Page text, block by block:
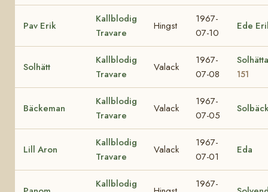
Pav Erik
Kallblodig
Travare
Hingst
1967-
07-10
Ede
Solhätt
Kallblodig
Travare
Valack
1967-
07-08
151
Bäckeman
Kallblodig
Travare
Valack
1967-
07-05
Lill Aron
Kallblodig
Travare
Valack
1967-
07-01
Eda
Kallblodig
1967-